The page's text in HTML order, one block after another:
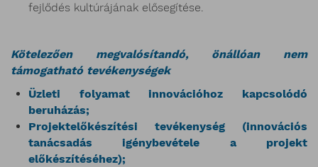
fejlődés kultúrájának elősegítése.
Kötelezően megvalósítandó, önállóan nem
támogatható tevékenységek
Üzleti folyamat innovációhoz kapcsolódó
beruházás;
Projektelőkészítési tevékenység (innovációs
tanácsadás igénybevétele a projekt
előkészítéséhez);